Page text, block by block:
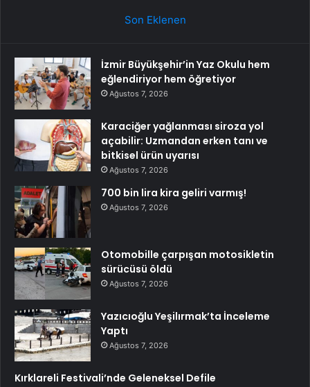
Son Eklenen
İzmir Büyükşehir’in Yaz Okulu hem
eğlendiriyor hem öğretiyor
Ağustos 7, 2026
Karaciğer yağlanması siroza yol
açabilir: Uzmandan erken tanı ve
bitkisel ürün uyarısı
Ağustos 7, 2026
700 bin lira kira geliri varmış!
Ağustos 7, 2026
Otomobille çarpışan motosikletin
sürücüsü öldü
Ağustos 7, 2026
Yazıcıoğlu Yeşilırmak’ta İnceleme
Yaptı
Ağustos 7, 2026
Kırklareli Festivali’nde Geleneksel Defile